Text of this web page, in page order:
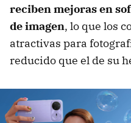
reciben mejoras en
de imagen, lo que los
atractivas para
reducido que el de su